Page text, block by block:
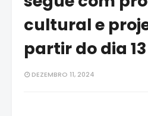
cultural e
partir do dia 13
DEZEMBRO 11, 2024